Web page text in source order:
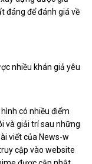
đáng để đánh giá về
nhiều khán giả yêu
có nhiều điểm
và giải trí sau những
viết của News-w
cập vào website